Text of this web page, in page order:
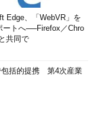
Edge、「WebVR」を
ートへ──Firefox／Chro
共同で
包括的提携 第4次産業